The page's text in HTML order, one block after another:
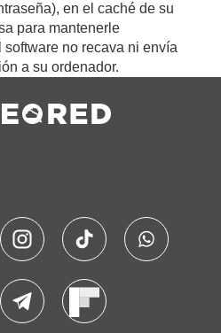
en el caché de su
para mantenerle
no recava ni envía
a su ordenador.